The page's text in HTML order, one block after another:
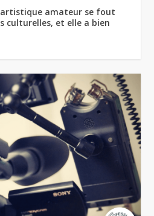
amateur se fout
culturelles, et elle a bien